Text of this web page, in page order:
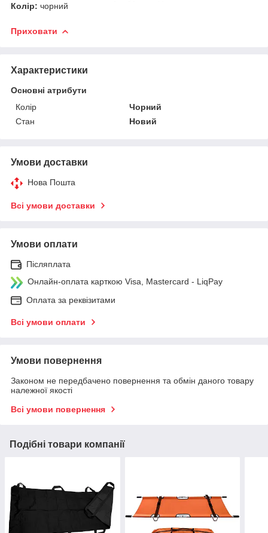
Колір: чорний
Приховати
Характеристики
Основні атрибути
Колір
Чорний
Стан
Новий
Умови доставки
Нова Пошта
Всі умови доставки
Умови оплати
Післяплата
Онлайн-оплата карткою Visa, Mastercard - LiqPay
Оплата за реквізитами
Всі умови оплати
Умови повернення
Законом не передбачено повернення та обмін даного товару
належної якості
Всі умови повернення
Подібні товари компанії